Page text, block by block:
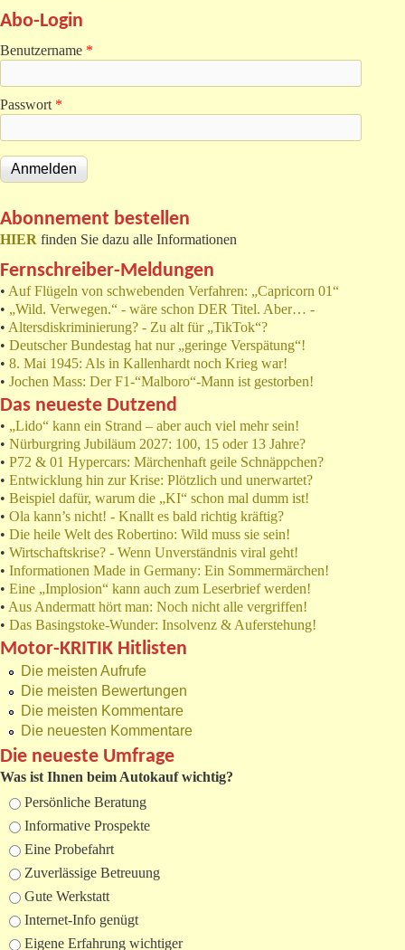
Abo-Login
Benutzername *
Passwort *
Abonnement bestellen
HIER finden Sie dazu alle Informationen
Fernschreiber-Meldungen
• Auf Flügeln von schwebenden Verfahren: „Capricorn 01“
• „Wild. Verwegen.“ - wäre schon DER Titel. Aber… -
• Altersdiskriminierung? - Zu alt für „TikTok“?
• Deutscher Bundestag hat nur „geringe Verspätung“!
• 8. Mai 1945: Als in Kallenhardt noch Krieg war!
• Jochen Mass: Der F1-“Malboro“-Mann ist gestorben!
Das neueste Dutzend
• „Lido“ kann ein Strand – aber auch viel mehr sein!
• Nürburgring Jubiläum 2027: 100, 15 oder 13 Jahre?
• P72 & 01 Hypercars: Märchenhaft geile Schnäppchen?
• Entwicklung hin zur Krise: Plötzlich und unerwartet?
• Beispiel dafür, warum die „KI“ schon mal dumm ist!
• Ola kann’s nicht! - Knallt es bald richtig kräftig?
• Die heile Welt des Robertino: Wild muss sie sein!
• Wirtschaftskrise? - Wenn Unverständnis viral geht!
• Informationen Made in Germany: Ein Sommermärchen!
• Eine „Implosion“ kann auch zum Leserbrief werden!
• Aus Andermatt hört man: Noch nicht alle vergriffen!
• Das Basingstoke-Wunder: Insolvenz & Auferstehung!
Motor-KRITIK Hitlisten
Die meisten Aufrufe
Die meisten Bewertungen
Die meisten Kommentare
Die neuesten Kommentare
Die neueste Umfrage
Was ist Ihnen beim Autokauf wichtig?
Auswahlmöglichkeiten
Persönliche Beratung
Informative Prospekte
Eine Probefahrt
Zuverlässige Betreuung
Gute Werkstatt
Internet-Info genügt
Eigene Erfahrung wichtiger